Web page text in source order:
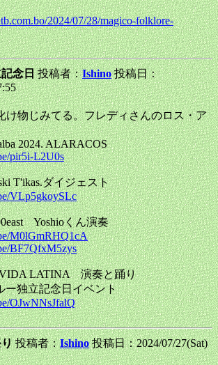
2024/07/28/magico-folklore-
念日投稿者：Ishino 投稿日：
け物じみてる。フレディさんのロス・ア
2024. ALARACOS
pir5i-L2U0s
T'ikas.ダイジェスト
VLp5gkoySLc
Yoshioくん演奏
M0lGmRHQ1cA
BF7QfxM5zys
VIDA LATINA 演奏と踊り
独立記念日イベント
OJwNNsJfalQ
投稿者：Ishino 投稿日：2024/07/27(Sat)